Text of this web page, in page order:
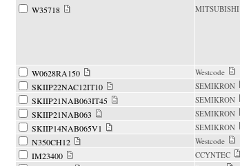
W35718 MITSUBISHI
W0628RA150 Westcode
SKIIP22NAC12IT10 SEMIKRON
SKIIP21NAB063IT45 SEMIKRON
SKIIP21NAB063 SEMIKRON
SKIIP14NAB065V1 SEMIKRON
N350CH12 Westcode
IM23400 CCYNTEC